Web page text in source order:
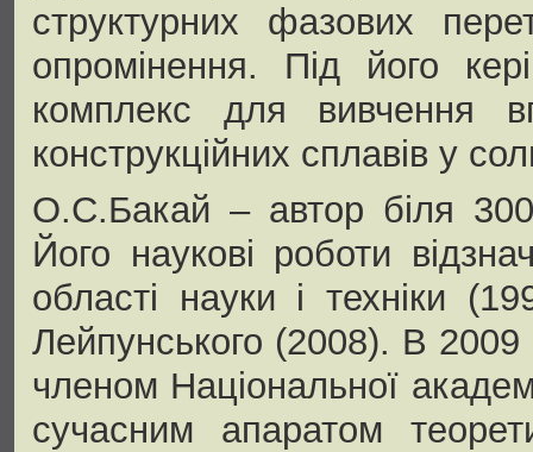
структурних фазових
опромінення. Під його
комплекс для вивчення
конструкційних сплавів у
О.С.Бакай – автор біля
Його наукові роботи
області науки і техніки
Лейпунського (2008). В
членом Національної
сучасним апаратом